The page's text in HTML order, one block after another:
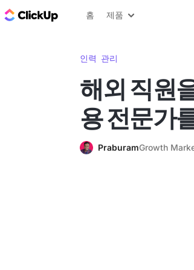
ClickUp 블로그
홈 제품
인력 관리
해외 직원
용 전문가
PraburamGrowth